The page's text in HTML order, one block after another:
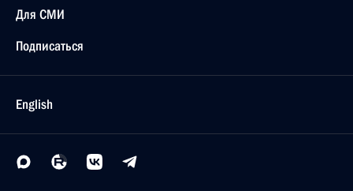
Для СМИ
Подписаться
English